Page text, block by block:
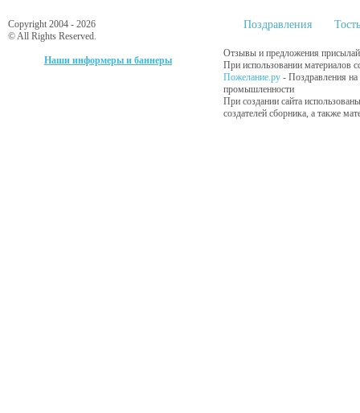
Copyright 2004 - 2026
© All Rights Reserved.
Наши информеры и баннеры
Поздравления
Отзывы и предложения
При использовании материалов
Пожелание.ру - Поздравления на
промышленности
При создании сайта
создателей сборника, а также